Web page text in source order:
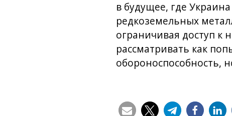
в будущее, где
редкоземельных
ограничивая доступ
рассматривать как
обороноспособность,